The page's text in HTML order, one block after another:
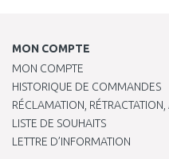
MON COMPTE
MON COMPTE
HISTORIQUE DE COMMANDES
RÉCLAMATION,
LISTE DE SOUHAITS
LETTRE D’INFORMATION